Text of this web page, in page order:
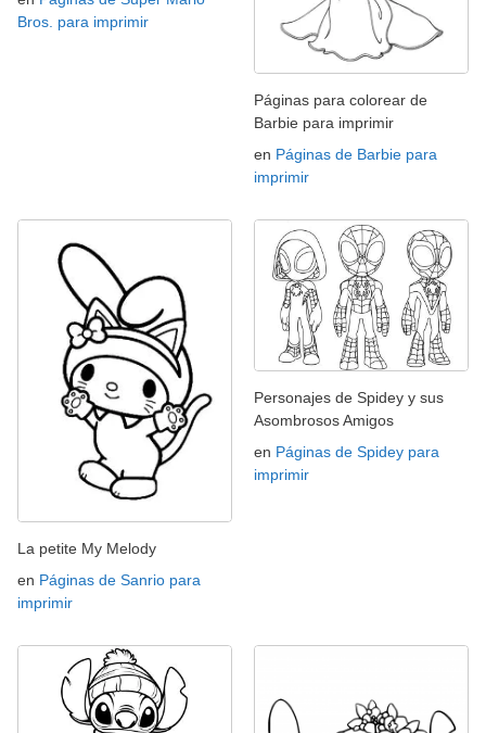
Bros. para imprimir
Páginas para colorear de
Barbie para imprimir
en Páginas de Barbie para
imprimir
La petite My Melody
en Páginas de Sanrio para
imprimir
Personajes de Spidey y sus
Asombrosos Amigos
en Páginas de Spidey para
imprimir